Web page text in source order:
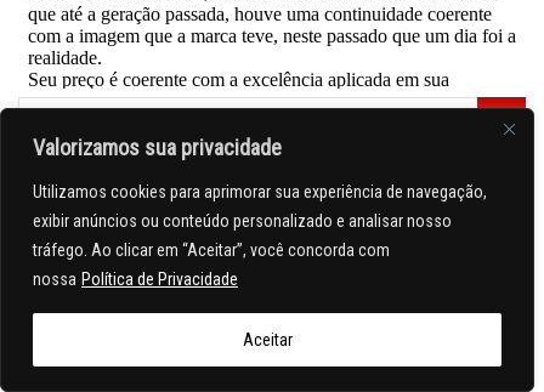
Valorizamos sua privacidade
Utilizamos cookies para aprimorar sua experiência de navegação,
exibir anúncios ou conteúdo personalizado e analisar nosso
tráfego. Ao clicar em “Aceitar”, você concorda com
nossa Política de Privacidade
Aceitar